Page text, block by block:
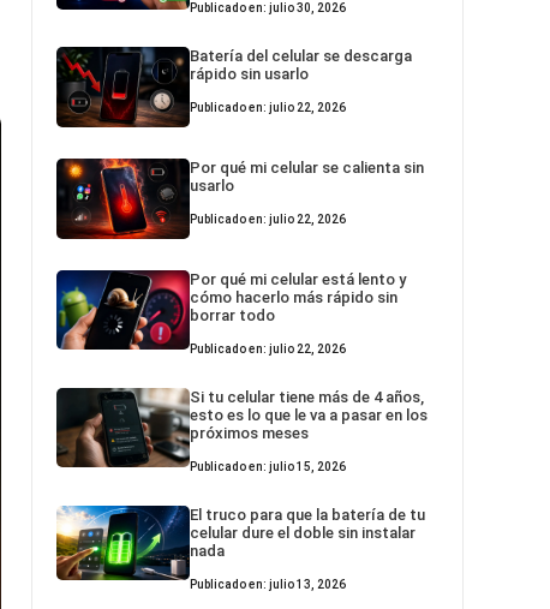
Publicado en: julio 30, 2026
Batería del celular se descarga
rápido sin usarlo
Publicado en: julio 22, 2026
Por qué mi celular se calienta sin
usarlo
Publicado en: julio 22, 2026
Por qué mi celular está lento y
cómo hacerlo más rápido sin
borrar todo
Publicado en: julio 22, 2026
Si tu celular tiene más de 4 años,
esto es lo que le va a pasar en los
próximos meses
Publicado en: julio 15, 2026
El truco para que la batería de tu
celular dure el doble sin instalar
nada
Publicado en: julio 13, 2026